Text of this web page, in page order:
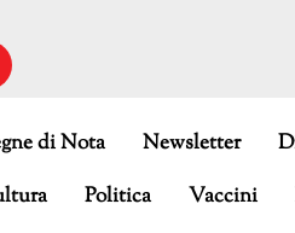
di Nota Newsletter
Politica Vaccini